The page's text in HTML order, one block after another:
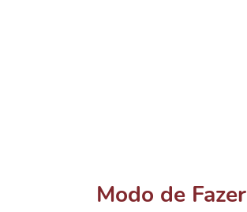
Modo de Fazer